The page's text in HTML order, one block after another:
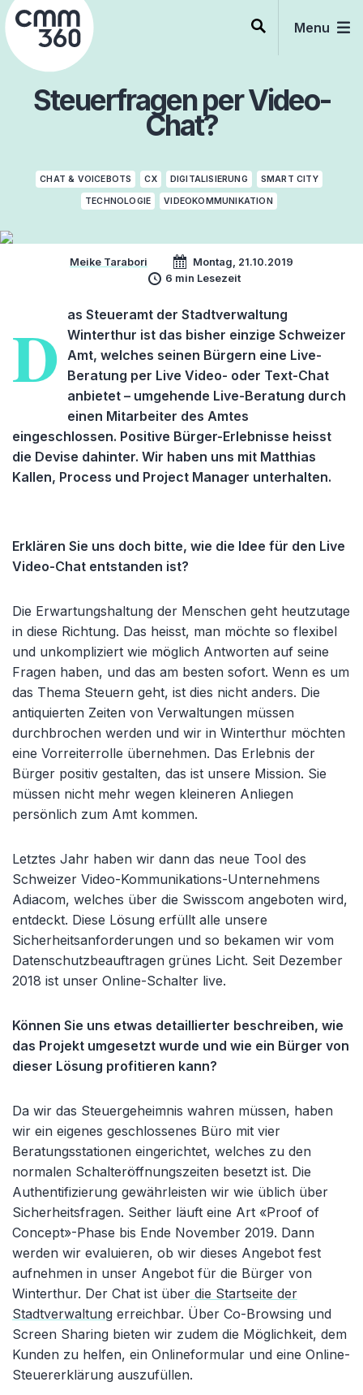
Skip
to
content
Menu
Steuerfragen per Video-
Chat?
CHAT & VOICEBOTS CX DIGITALISIERUNG SMART CITY
TECHNOLOGIE VIDEOKOMMUNIKATION
Meike Tarabori
Montag, 21.10.2019
6 min Lesezeit
D
as Steueramt der Stadtverwaltung
Winterthur ist das bisher einzige Schweizer
Amt, welches seinen Bürgern eine Live-
Beratung per Live Video- oder Text-Chat
anbietet – umgehende Live-Beratung durch
einen Mitarbeiter des Amtes
eingeschlossen. Positive Bürger-Erlebnisse heisst
die Devise dahinter. Wir haben uns mit Matthias
Kallen, Process und Project Manager unterhalten.
Erklären Sie uns doch bitte, wie die Idee für den Live
Video-Chat entstanden ist?
Die Erwartungshaltung der Menschen geht heutzutage
in diese Richtung. Das heisst, man möchte so flexibel
und unkompliziert wie möglich Antworten auf seine
Fragen haben, und das am besten sofort. Wenn es um
das Thema Steuern geht, ist dies nicht anders. Die
antiquierten Zeiten von Verwaltungen müssen
durchbrochen werden und wir in Winterthur möchten
eine Vorreiterrolle übernehmen. Das Erlebnis der
Bürger positiv gestalten, das ist unsere Mission. Sie
müssen nicht mehr wegen kleineren Anliegen
persönlich zum Amt kommen.
Letztes Jahr haben wir dann das neue Tool des
Schweizer Video-Kommunikations-Unternehmens
Adiacom, welches über die Swisscom angeboten wird,
entdeckt. Diese Lösung erfüllt alle unsere
Sicherheitsanforderungen und so bekamen wir vom
Datenschutzbeauftragen grünes Licht. Seit Dezember
2018 ist unser Online-Schalter live.
Können Sie uns etwas detaillierter beschreiben, wie
das Projekt umgesetzt wurde und wie ein Bürger von
dieser Lösung profitieren kann?
Da wir das Steuergeheimnis wahren müssen, haben
wir ein eigenes geschlossenes Büro mit vier
Beratungsstationen eingerichtet, welches zu den
normalen Schalteröffnungszeiten besetzt ist. Die
Authentifizierung gewährleisten wir wie üblich über
Sicherheitsfragen. Seither läuft eine Art «Proof of
Concept»-Phase bis Ende November 2019. Dann
werden wir evaluieren, ob wir dieses Angebot fest
aufnehmen in unser Angebot für die Bürger von
Winterthur. Der Chat ist über die Startseite der
Stadtverwaltung erreichbar. Über Co-Browsing und
Screen Sharing bieten wir zudem die Möglichkeit, dem
Kunden zu helfen, ein Onlineformular und eine Online-
Steuererklärung auszufüllen.